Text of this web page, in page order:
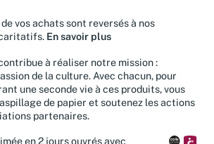
vos achats sont reversés à nos
En savoir plus
à réaliser notre mission :
de la culture. Avec chacun, pour
une seconde vie à ces produits, vous
de papier et soutenez les actions
partenaires.